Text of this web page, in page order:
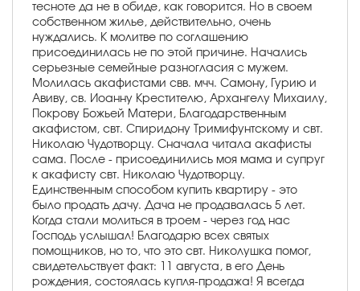
тесноте да не в обиде, как говорится. Но в своем
собственном жилье, действительно, очень
нуждались. К молитве по соглашению
присоединилась не по этой причине. Начались
серьезные семейные разногласия с мужем.
Молилась акафистами свв. мчч. Самону, Гурию и
Авиву, св. Иоанну Крестителю, Архангелу Михаилу,
Покрову Божьей Матери, Благодарственным
акафистом, свт. Спиридону Тримифунтскому и свт.
Николаю Чудотворцу. Сначала читала акафисты
сама. После - присоединились моя мама и супруг
к акафисту свт. Николаю Чудотворцу.
Единственным способом купить квартиру - это
было продать дачу. Дача не продавалась 5 лет.
Когда стали молиться в троем - через год нас
Господь услышал! Благодарю всех святых
помощников, но то, что это свт. Николушка помог,
свидетельствует факт: 11 августа, в его День
рождения, состоялась купля-продажа! Я всегда